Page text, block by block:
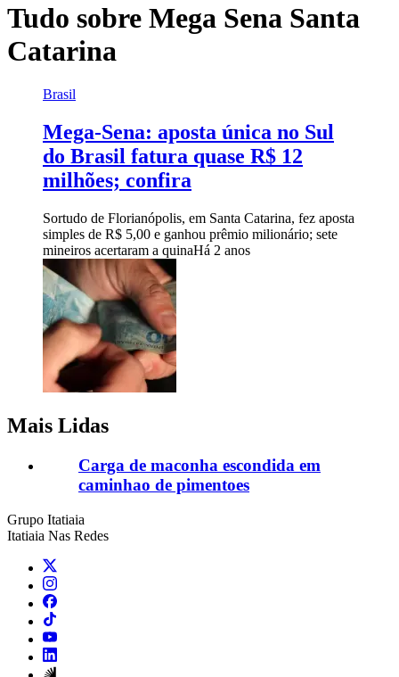
Tudo sobre Mega Sena Santa
Catarina
Brasil
Mega-Sena: aposta única no Sul
do Brasil fatura quase R$ 12
milhões; confira
Sortudo de Florianópolis, em Santa Catarina, fez aposta
simples de R$ 5,00 e ganhou prêmio milionário; sete
mineiros acertaram a quinaHá 2 anos
Mais Lidas
Carga de maconha escondida em
caminhao de pimentoes
Grupo Itatiaia
Itatiaia Nas Redes